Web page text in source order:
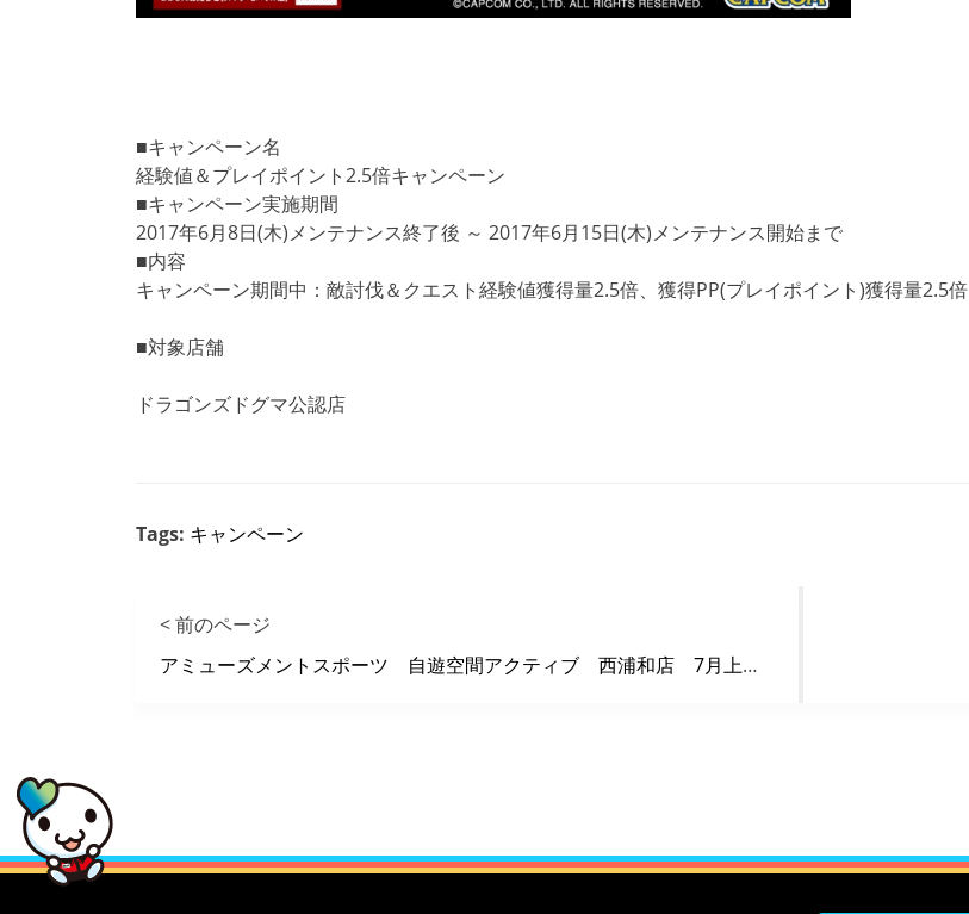
■キャンペーン名
経験値＆プレイポイント2.5倍キャンペーン
■キャンペーン実施期間
2017年6月8日(木)メンテナンス終了後 ～ 2017年6月15日(木)メンテナンス開始まで
■内容
キャンペーン期間中：敵討伐＆クエスト経験値獲得量2.5倍、獲得PP(プレイポイント)獲得量2.5倍
■対象店舗
ドラゴンズドグマ公認店
Tags: キャンペーン
< 前のページ
アミューズメントスポーツ 自遊空間アクティブ 西浦和店 7月上旬オープン！